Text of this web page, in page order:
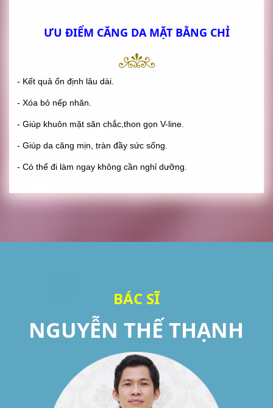
ƯU ĐIỂM CĂNG DA MẶT BẰNG CHỈ
- Kết quả ổn định lâu dài.
- Xóa bỏ nếp nhăn.
- Giúp khuôn mặt săn chắc,thon gọn V-line.
- Giúp da căng mịn, tràn đầy sức sống.
- Có thể đi làm ngay không cần nghỉ dưỡng.
BÁC SĨ
NGUYỄN THẾ THẠNH